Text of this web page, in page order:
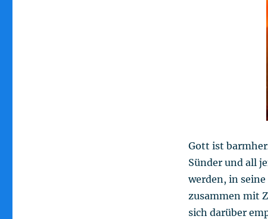
Gott ist
Sünder und all
werden, in
zusammen mit
sich darüber